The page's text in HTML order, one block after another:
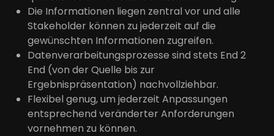
Die Informationen liegen zentral vor und alle
Stakeholder können zu jederzeit auf die
gewünschten Informationen zugreifen.
Datenverarbeitungsprozesse sind stets End 2
End (von der Quelle bis zur
Ergebnispräsentation) nachvollziehbar.
Flexibel genug, um jederzeit Anpassungen
entsprechend veränderter Anforderungen
vornehmen zu können.